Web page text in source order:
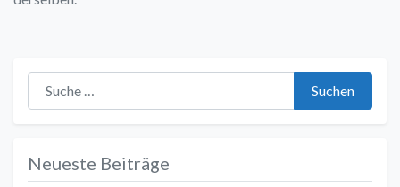
Suche nach:
Suchen
Neueste Beiträge